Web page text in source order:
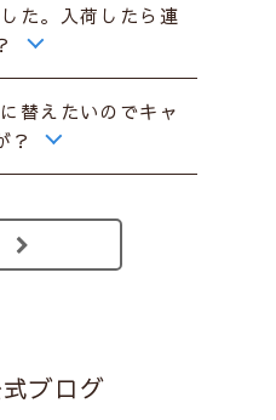
た。入荷したら連
替えたいのでキャ
？
ブログ